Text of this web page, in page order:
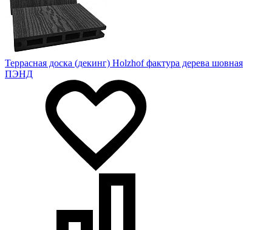
Террасная доска (декинг) Holzhof фактура дерева шовная
ПЭНД